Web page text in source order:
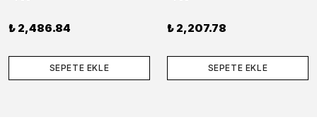
₺ 2,486.84
SEPETE EKLE
₺ 2,207.78
SEPETE EKLE